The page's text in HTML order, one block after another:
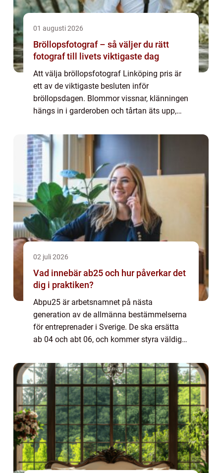
01 augusti 2026
Bröllopsfotograf – så väljer du rätt
fotograf till livets viktigaste dag
Att välja bröllopsfotograf Linköping pris är
ett av de viktigaste besluten inför
bröllopsdagen. Blommor vissnar, klänningen
hängs in i garderoben och tårtan äts upp,
02 juli 2026
Vad innebär ab25 och hur påverkar det
dig i praktiken?
Abpu25 är arbetsnamnet på nästa
generation av de allmänna bestämmelserna
för entreprenader i Sverige. De ska ersätta
ab 04 och abt 06, och kommer styra väldigt